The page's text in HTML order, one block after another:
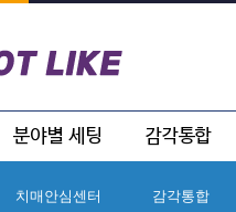
치매안심센터
감각통합